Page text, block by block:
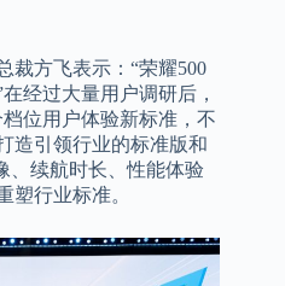
裁方飞表示：“荣耀500
经过大量用户调研后，
位用户体验新标准，不
造引领行业的标准版和
、续航时长、性能体验
塑行业标准。